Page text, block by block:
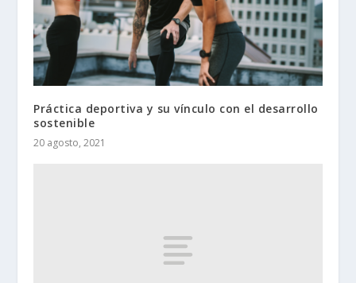
Práctica deportiva y su vínculo con el desarrollo
sostenible
20 agosto, 2021